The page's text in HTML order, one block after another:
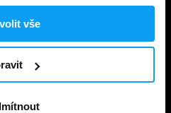
vše